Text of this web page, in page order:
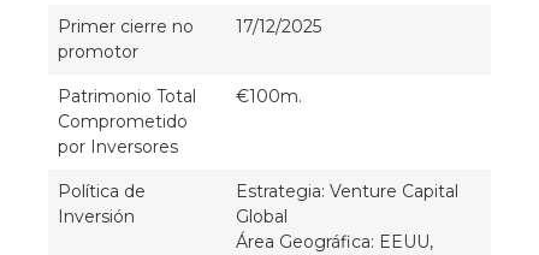
Primer cierre no
promotor
17/12/2025
Patrimonio Total
Comprometido
por Inversores
€100m.
Política de
Inversión
Estrategia: Venture Capital
Global
Área Geográfica: EEUU,